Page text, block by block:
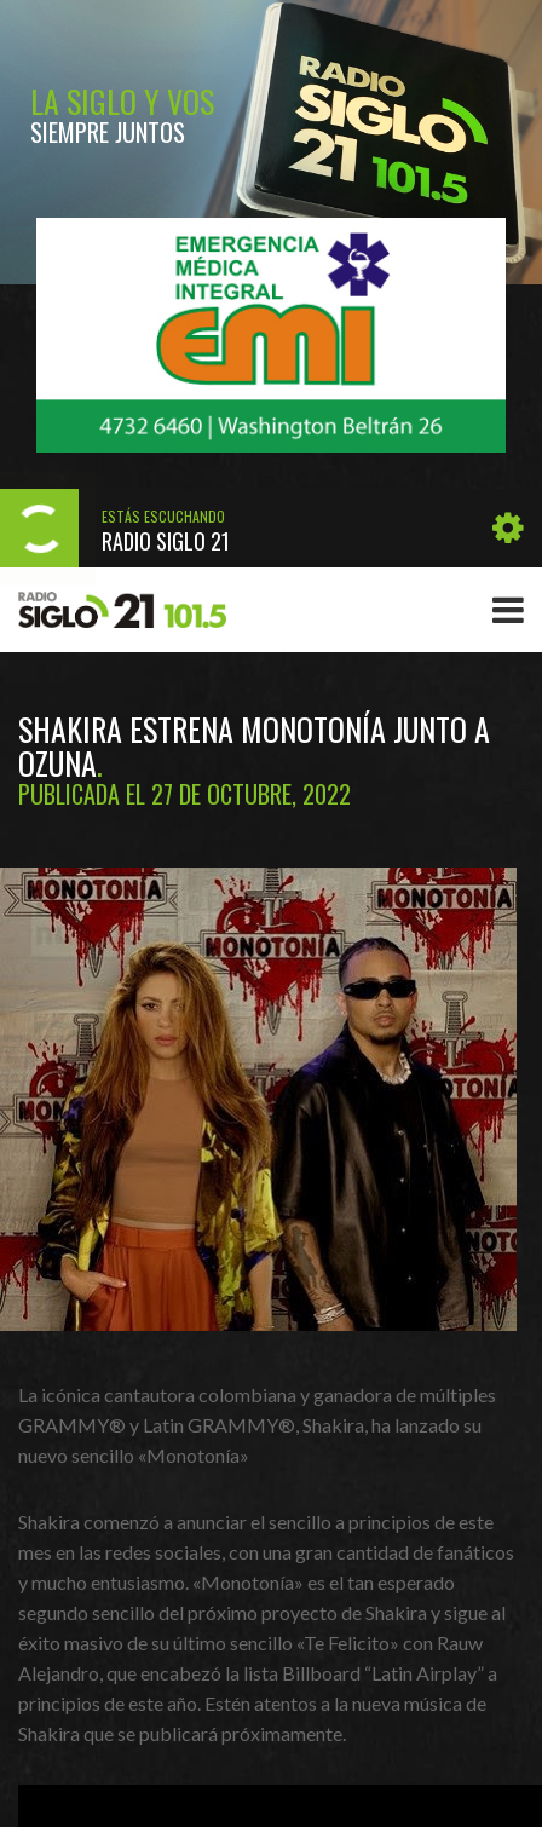
LA SIGLO Y VOS
SIEMPRE JUNTOS
ESTÁS ESCUCHANDO
RADIO SIGLO 21
SHAKIRA ESTRENA MONOTONÍA JUNTO A
OZUNA
PUBLICADA EL 27 DE OCTUBRE, 2022
La icónica cantautora colombiana y ganadora de múltiples
GRAMMY® y Latin GRAMMY®, Shakira, ha lanzado su
nuevo sencillo «Monotonía»
Shakira comenzó a anunciar el sencillo a principios de este
mes en las redes sociales, con una gran cantidad de fanáticos
y mucho entusiasmo. «Monotonía» es el tan esperado
segundo sencillo del próximo proyecto de Shakira y sigue al
éxito masivo de su último sencillo «Te Felicito» con Rauw
Alejandro, que encabezó la lista Billboard “Latin Airplay” a
principios de este año. Estén atentos a la nueva música de
Shakira que se publicará próximamente.